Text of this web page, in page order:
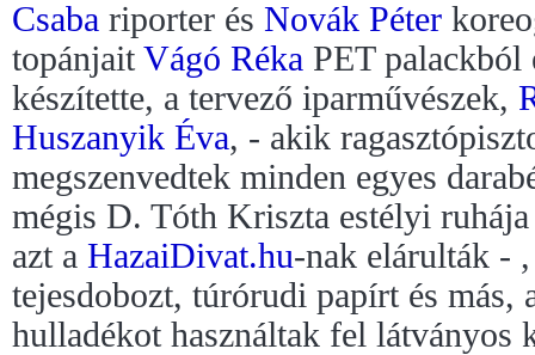
Csaba riporter és Novák Péter
topánjaitVágó Réka PET palackból
készítette, a tervező iparművészek,
Huszanyik Éva, - akik
megszenvedtek minden egyes
mégis D. Tóth Kriszta estélyi
azt a HazaiDivat.hu-nak elárulták -
tejesdobozt, túrórudi papírt és más,
hulladékot használtak fel látványos